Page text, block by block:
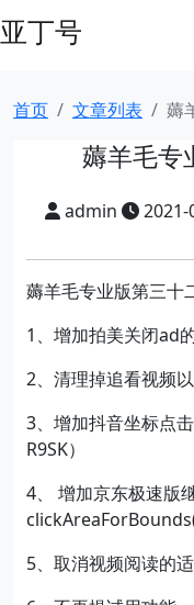
亚丁号
首页 文章列表 薅
薅羊毛专
admin 2021-
薅羊毛专业版第三十
1、增加拍美关闭ad
2、清理掉追看视频
3、增加抖音坐标点
R9SK）
4、 增加京东极速版
5、取消视频阅读的